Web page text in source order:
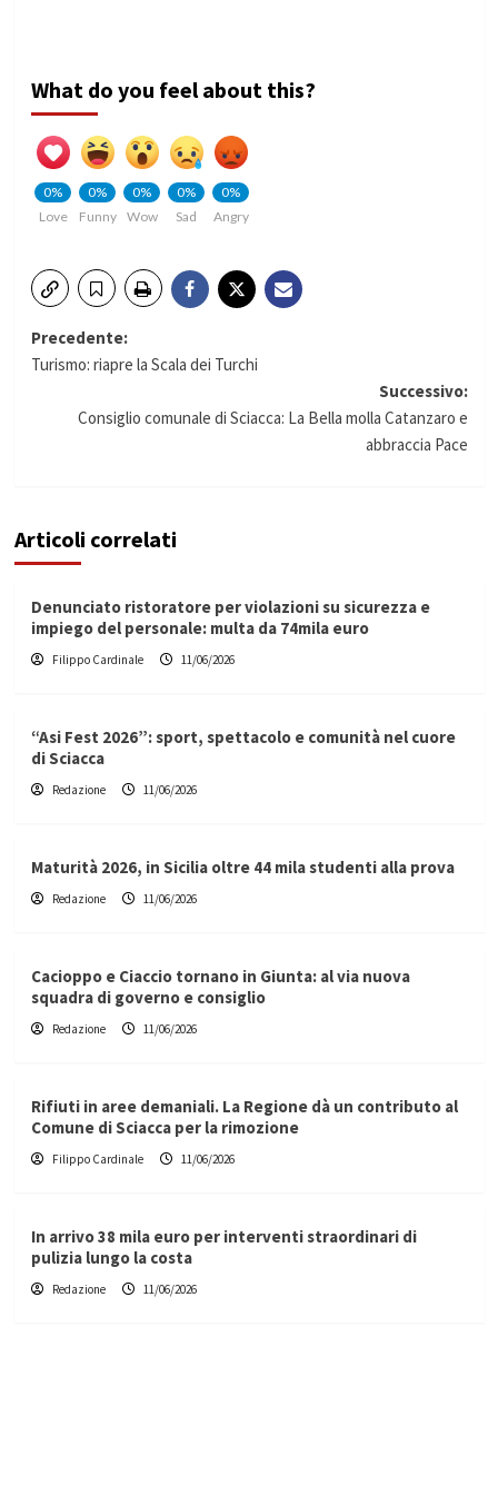
What do you feel about this?
0%
Love
0%
Funny
0%
Wow
0%
Sad
0%
Angry
Navigazione
Precedente:
Turismo: riapre la Scala dei Turchi
Successivo:
Consiglio comunale di Sciacca: La Bella molla Catanzaro e
abbraccia Pace
Articoli correlati
Denunciato ristoratore per violazioni su sicurezza e
impiego del personale: multa da 74mila euro
Filippo Cardinale 11/06/2026
“Asi Fest 2026”: sport, spettacolo e comunità nel cuore
di Sciacca
Redazione 11/06/2026
Maturità 2026, in Sicilia oltre 44 mila studenti alla prova
Redazione 11/06/2026
Cacioppo e Ciaccio tornano in Giunta: al via nuova
squadra di governo e consiglio
Redazione 11/06/2026
Rifiuti in aree demaniali. La Regione dà un contributo al
Comune di Sciacca per la rimozione
Filippo Cardinale 11/06/2026
In arrivo 38 mila euro per interventi straordinari di
pulizia lungo la costa
Redazione 11/06/2026